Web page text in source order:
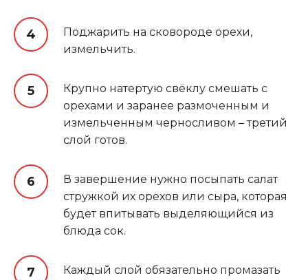
Поджарить на сковороде орехи,
измельчить.
Крупно натертую свёклу смешать с
орехами и заранее размоченным и
измельченным черносливом – третий
слой готов.
В завершение нужно посыпать салат
стружкой их орехов или сыра, которая
будет впитывать выделяющийся из
блюда сок.
Каждый слой обязательно промазать